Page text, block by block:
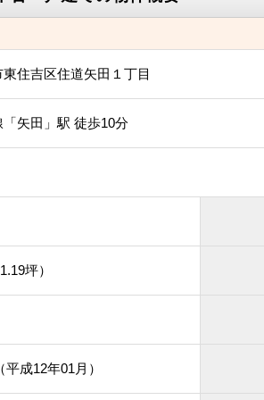
住吉区住道矢田１丁目
矢田」駅 徒歩10分
坪）
成12年01月）